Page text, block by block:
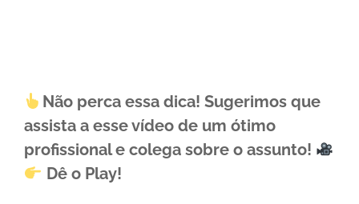
Não perca essa dica! Sugerimos que
assista a esse vídeo de um ótimo
profissional e colega sobre o assunto!
Dê o Play!